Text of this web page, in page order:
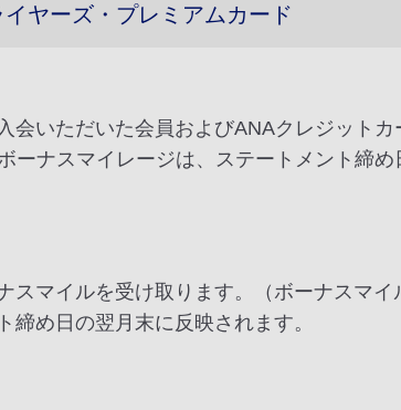
ヤーズ・プレミアムカード
会いただいた会員およびANAクレジット
ーナスマイレージは、ステートメント締
スマイルを受け取ります。（ボーナスマ
め日の翌月末に反映されます。